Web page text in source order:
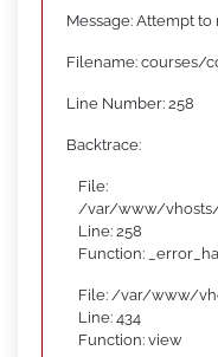
Message: Attempt to
Filename: courses/
Line Number: 258
Backtrace:
File:
/var/www/vhosts/
Line: 258
Function:
File: /var/www/
Line: 434
Function: view